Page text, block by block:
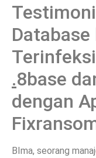
.8base
dengan
BIma, seorang